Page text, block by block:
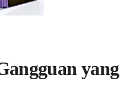
yang